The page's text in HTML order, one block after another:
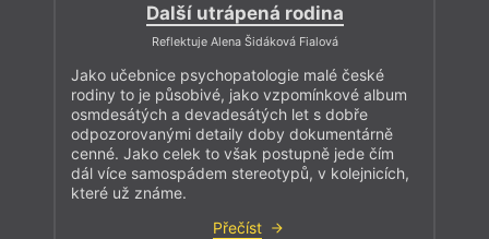
Další utrápená rodina
Reflektuje Alena Šidáková Fialová
Jako učebnice psychopatologie malé české
rodiny to je působivé, jako vzpomínkové album
osmdesátých a devadesátých let s dobře
odpozorovanými detaily doby dokumentárně
cenné. Jako celek to však postupně jede čím
dál více samospádem stereotypů, v kolejnicích,
které už známe.
Přečíst